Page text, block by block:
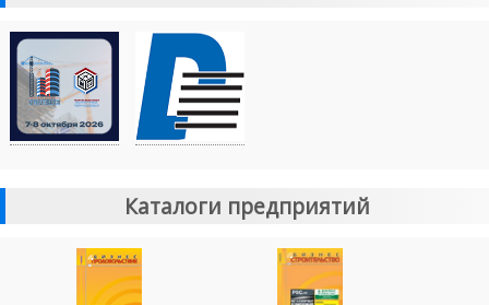
Каталоги предприятий